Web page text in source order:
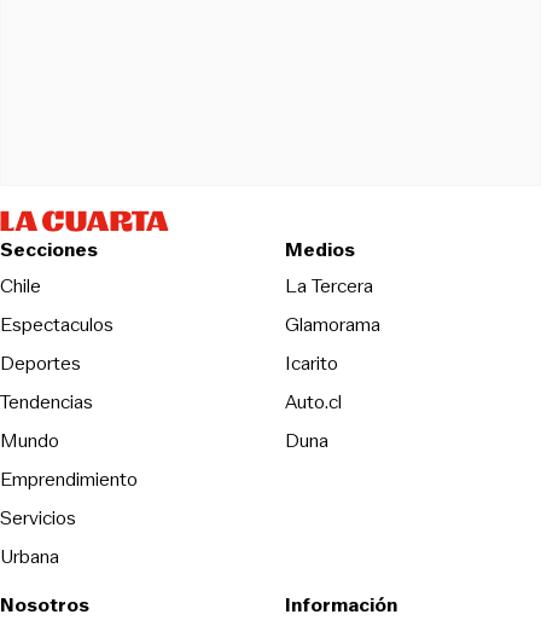
Secciones
Chile
Espectaculos
Deportes
Tendencias
Mundo
Emprendimiento
Servicios
Urbana
Medios
La TerceraOpens in new
Glamorama
Icarito
Auto.cl
DunaOpens in new window
Nosotros Información